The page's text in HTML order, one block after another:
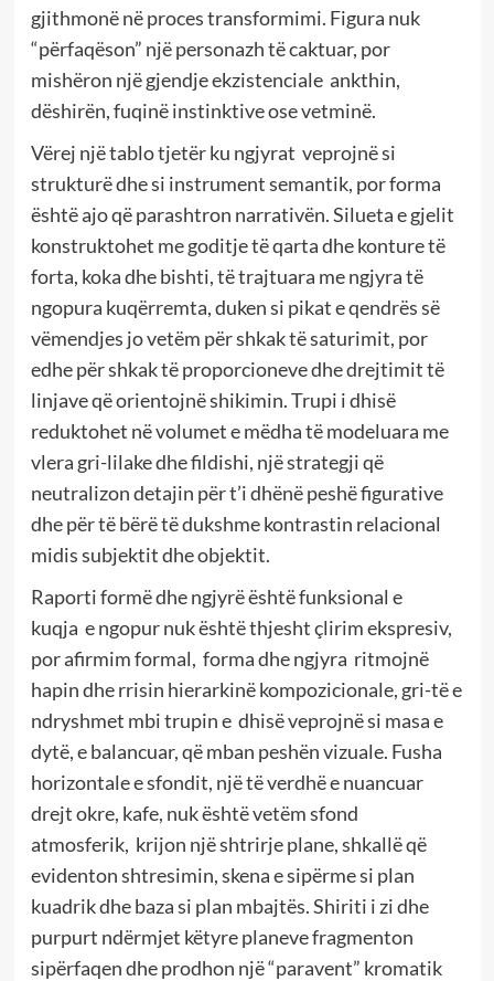
gjithmonë në proces transformimi. Figura nuk
“përfaqëson” një personazh të caktuar, por
mishëron një gjendje ekzistenciale ankthin,
dëshirën, fuqinë instinktive ose vetminë.
Vërej një tablo tjetër ku ngjyrat veprojnë si
strukturë dhe si instrument semantik, por forma
është ajo që parashtron narrativën. Silueta e gjelit
konstruktohet me goditje të qarta dhe konture të
forta, koka dhe bishti, të trajtuara me ngjyra të
ngopura kuqërremta, duken si pikat e qendrës së
vëmendjes jo vetëm për shkak të saturimit, por
edhe për shkak të proporcioneve dhe drejtimit të
linjave që orientojnë shikimin. Trupi i dhisë
reduktohet në volumet e mëdha të modeluara me
vlera gri-lilake dhe fildishi, një strategji që
neutralizon detajin për t’i dhënë peshë figurative
dhe për të bërë të dukshme kontrastin relacional
midis subjektit dhe objektit.
Raporti formë dhe ngjyrë është funksional e
kuqja e ngopur nuk është thjesht çlirim ekspresiv,
por afirmim formal, forma dhe ngjyra ritmojnë
hapin dhe rrisin hierarkinë kompozicionale, gri-të e
ndryshmet mbi trupin e dhisë veprojnë si masa e
dytë, e balancuar, që mban peshën vizuale. Fusha
horizontale e sfondit, një të verdhë e nuancuar
drejt okre, kafe, nuk është vetëm sfond
atmosferik, krijon një shtrirje plane, shkallë që
evidenton shtresimin, skena e sipërme si plan
kuadrik dhe baza si plan mbajtës. Shiriti i zi dhe
purpurt ndërmjet këtyre planeve fragmenton
sipërfaqen dhe prodhon një “paravent” kromatik